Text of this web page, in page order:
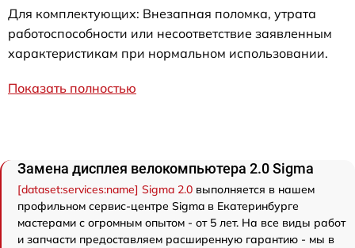
Для комплектующих: Внезапная поломка, утрата
работоспособности или несоответствие заявленным
характеристикам при нормальном использовании.
Показать полностью
Замена дисплея велокомпьютера 2.0 Sigma
[dataset:services:name] Sigma 2.0 выполняется в нашем
профильном сервис-центре Sigma в Екатеринбурге
мастерами с огромным опытом - от 5 лет. На все виды работ
и запчасти предоставляем расширенную гарантию - мы в